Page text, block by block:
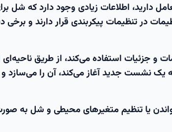
اطلاعات زیادی وجود دارد که شل
در تنظیمات پیکربندی قرار دارند و برخی
و جزئیات استفاده می‌کند، از طریق
نشست جدید آغاز می‌کند، آن را می‌سازد
یا تنظیم متغیرهای محیطی و شل به